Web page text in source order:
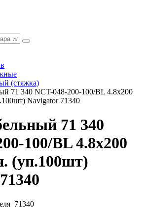
(стяжка)
71 340 NCT-048-200-100/BL 4.8х200
Navigator 71340
71 340
100/BL 4.8х200
(уп.100шт)
71340